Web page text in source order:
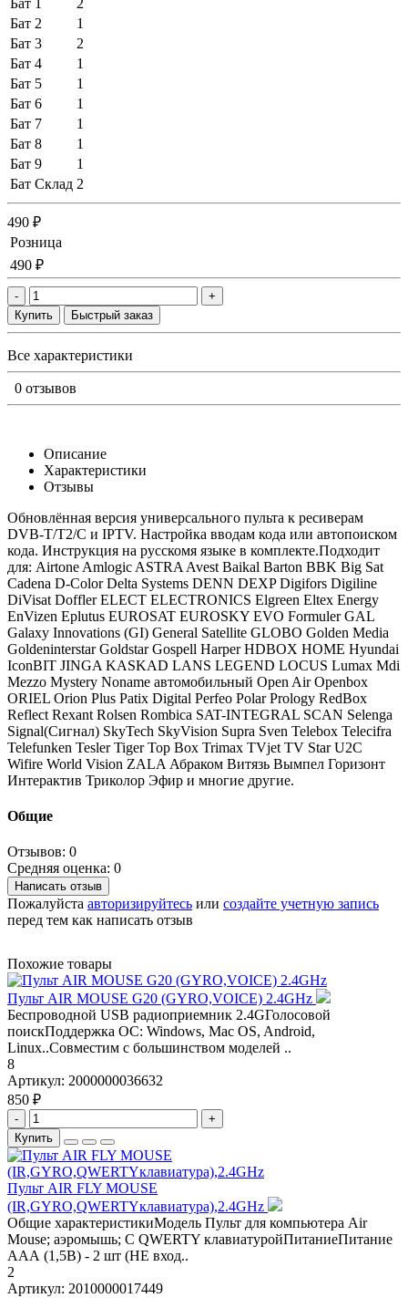
Бат 2
1
Бат 3
2
Бат 4
1
Бат 5
1
Бат 6
1
Бат 7
1
Бат 8
1
Бат 9
1
Бат Склад 2
490 ₽
Розница
490 ₽
-
+
Купить
Быстрый заказ
Все характеристики
0 отзывов
Описание
Характеристики
Отзывы
Обновлённая версия универсального пульта к ресиверам
DVB-T/T2/C и IPTV. Настройка вводам кода или автопоиском
кода. Инструкция на русскомя языке в комплекте.Подходит
для: Airtone Amlogic ASTRA Avest Baikal Barton BBK Big Sat
Cadena D-Color Delta Systems DENN DEXP Digifors Digiline
DiVisat Doffler ELECT ELECTRONICS Elgreen Eltex Energy
EnVizen Eplutus EUROSAT EUROSKY EVO Formuler GAL
Galaxy Innovations (GI) General Satellite GLOBO Golden Media
Goldeninterstar Goldstar Gospell Harper HDBOX HOME Hyundai
IconBIT JINGA KASKAD LANS LEGEND LOCUS Lumax Mdi
Mezzo Mystery Noname автомобильный Open Air Openbox
ORIEL Orion Plus Patix Digital Perfeo Polar Prology RedBox
Reflect Rexant Rolsen Rombica SAT-INTEGRAL SCAN Selenga
Signal(Сигнал) SkyTech SkyVision Supra Sven Telebox Telecifra
Telefunken Tesler Tiger Top Box Trimax TVjet TV Star U2C
Wifire World Vision ZALA Абраком Витязь Вымпел Горизонт
Интерактив Триколор Эфир и многие другие.
Общие
Отзывов: 0
Средняя оценка: 0
Написать отзыв
Пожалуйста авторизируйтесь или создайте учетную запись
перед тем как написать отзыв
Похожие товары
Пульт AIR MOUSE G20 (GYRO,VOICE) 2.4GHz
Беспроводной USB радиоприемник 2.4GГолосовой
поискПоддержка ОС: Windows, Mac OS, Android,
Linux..Совместим с большинством моделей ..
8
Артикул: 2000000036632
850 ₽
-
+
Купить
Пульт AIR FLY MOUSE
(IR,GYRO,QWERTYклавиатура),2.4GHz
Общие характеристикиМодель Пульт для компьютера Air
Mouse; аэромышь; С QWERTY клавиатуройПитаниеПитание
ААА (1,5В) - 2 шт (НЕ вход..
2
Артикул: 2010000017449